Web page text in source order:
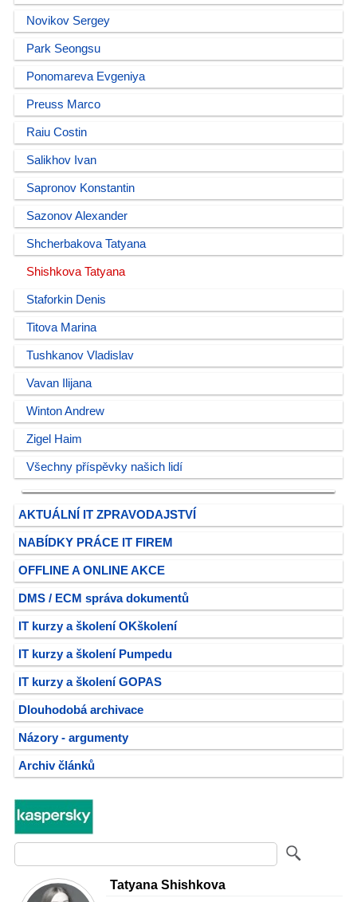
Novikov Sergey
Park Seongsu
Ponomareva Evgeniya
Preuss Marco
Raiu Costin
Salikhov Ivan
Sapronov Konstantin
Sazonov Alexander
Shcherbakova Tatyana
Shishkova Tatyana
Staforkin Denis
Titova Marina
Tushkanov Vladislav
Vavan Ilijana
Winton Andrew
Zigel Haim
Všechny příspěvky našich lidí
AKTUÁLNÍ IT ZPRAVODAJSTVÍ
NABÍDKY PRÁCE IT FIREM
OFFLINE A ONLINE AKCE
DMS / ECM správa dokumentů
IT kurzy a školení OKškolení
IT kurzy a školení Pumpedu
IT kurzy a školení GOPAS
Dlouhodobá archivace
Názory - argumenty
Archiv článků
Tatyana Shishkova